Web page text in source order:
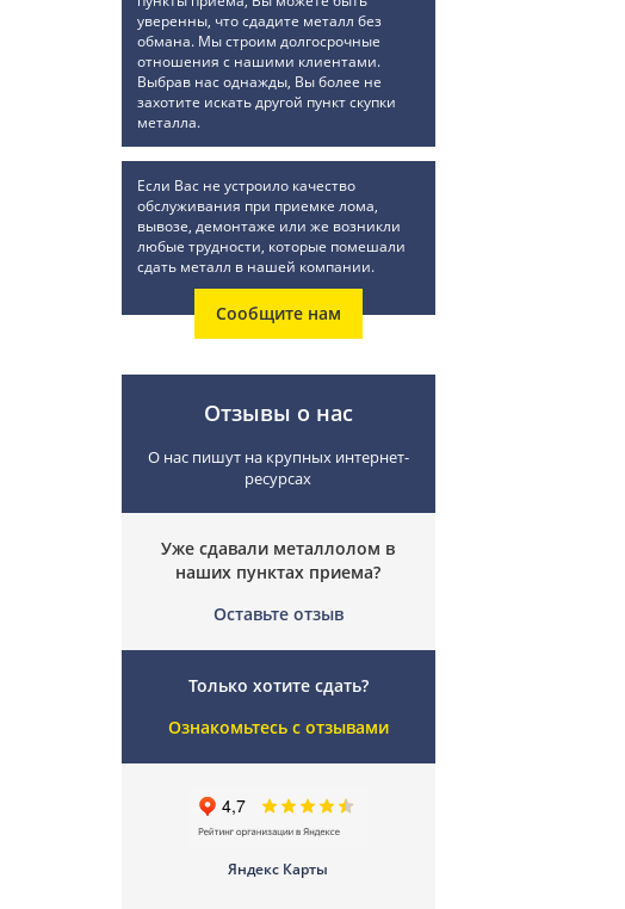
уверенны, что сдадите металл без
обмана. Мы строим долгосрочные
отношения с нашими клиентами.
Выбрав нас однажды, Вы более не
захотите искать другой пункт скупки
металла.
Если Вас не устроило качество
обслуживания при приемке лома,
вывозе, демонтаже или же возникли
любые трудности, которые помешали
сдать металл в нашей компании.
Сообщите нам
Отзывы о нас
О нас пишут на крупных интернет-
ресурсах
Уже сдавали металлолом в
наших пунктах приема?
Оставьте отзыв
Только хотите сдать?
Ознакомьтесь с отзывами
Яндекс Карты